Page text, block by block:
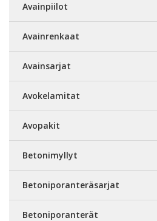
Avainpiilot
Avainrenkaat
Avainsarjat
Avokelamitat
Avopakit
Betonimyllyt
Betoniporanteräsarjat
Betoniporanterät